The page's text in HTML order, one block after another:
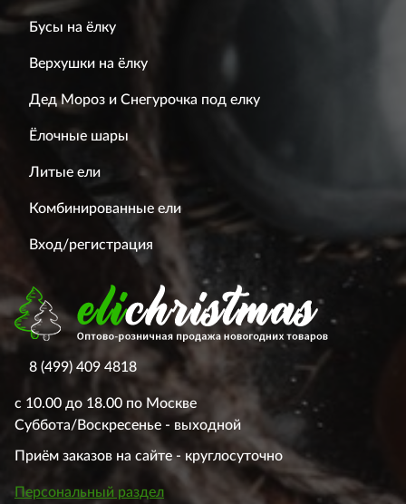
Бусы на ёлку
Верхушки на ёлку
Дед Мороз и Снегурочка под елку
Ёлочные шары
Литые ели
Комбинированные ели
Вход/регистрация
8 (499) 409 4818
с 10.00 до 18.00 по Москве
Суббота/Воскресенье - выходной
Приём заказов на сайте - круглосуточно
Персональный раздел